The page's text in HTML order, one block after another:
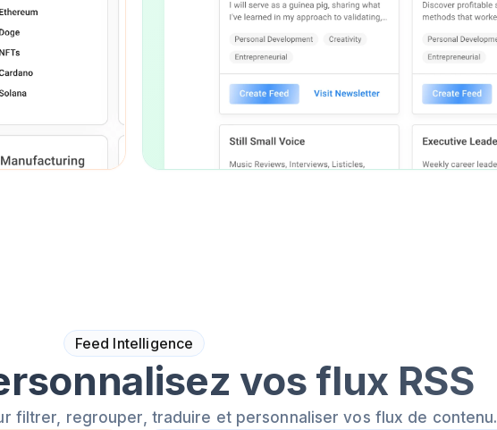
Feed Intelligence
vos flux RSS
filtrer, regrouper, traduire et personnaliser vos flux de contenu.